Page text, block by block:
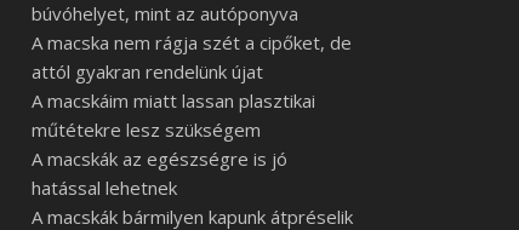
búvóhelyet, mint az autóponyva
A macska nem rágja szét a cipőket, de
attól gyakran rendelünk újat
A macskáim miatt lassan plasztikai
műtétekre lesz szükségem
A macskák az egészségre is jó
hatással lehetnek
A macskák bármilyen kapunk átpréselik